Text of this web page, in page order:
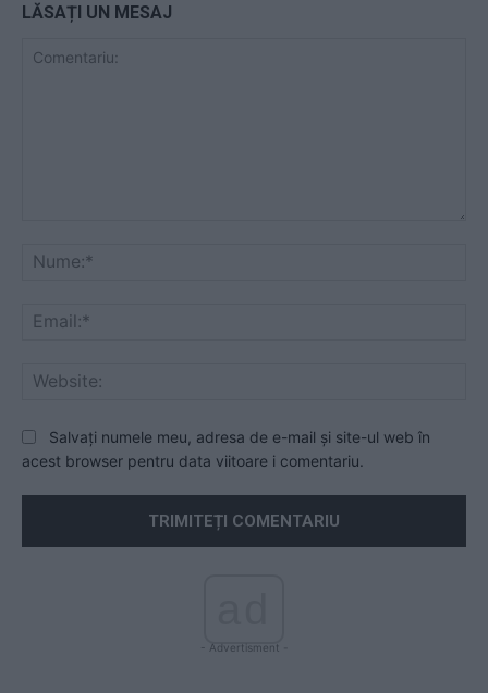
LĂSAȚI UN MESAJ
Salvați numele meu, adresa de e-mail și site-ul web în
acest browser pentru data viitoare i comentariu.
- Advertisment -